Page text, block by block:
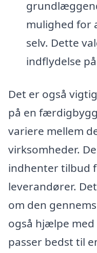
mulighed for
selv. Dette
indflydelse
Det er også
på en
variere mellem
virksomheder.
indhenter tilbud
leverandører.
om den
også hjælpe
passer bedst til